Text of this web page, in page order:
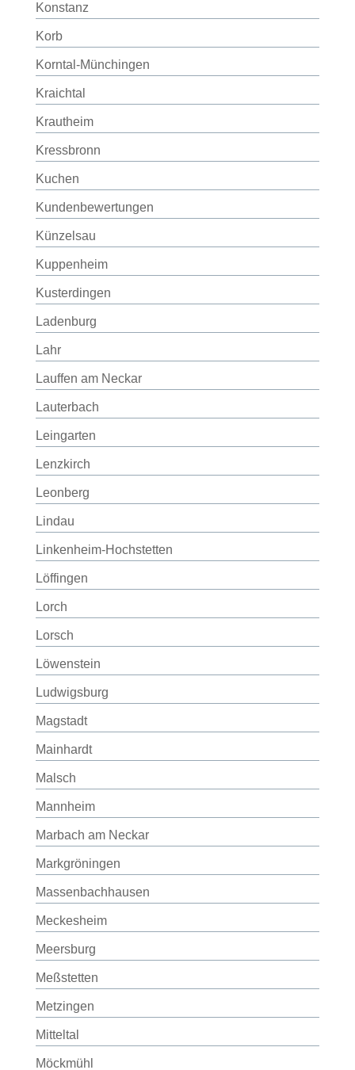
Konstanz
Korb
Korntal-Münchingen
Kraichtal
Krautheim
Kressbronn
Kuchen
Kundenbewertungen
Künzelsau
Kuppenheim
Kusterdingen
Ladenburg
Lahr
Lauffen am Neckar
Lauterbach
Leingarten
Lenzkirch
Leonberg
Lindau
Linkenheim-Hochstetten
Löffingen
Lorch
Lorsch
Löwenstein
Ludwigsburg
Magstadt
Mainhardt
Malsch
Mannheim
Marbach am Neckar
Markgröningen
Massenbachhausen
Meckesheim
Meersburg
Meßstetten
Metzingen
Mitteltal
Möckmühl